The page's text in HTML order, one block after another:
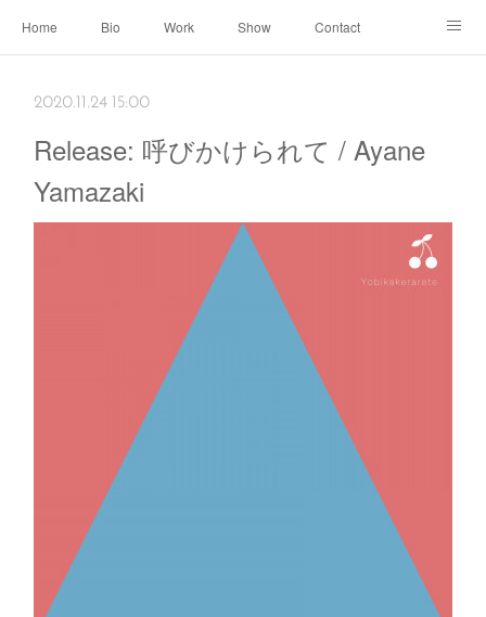
Home Bio Work Show Contact
2020.11.24 15:00
Release: 呼びかけられて / Ayane
Yamazaki